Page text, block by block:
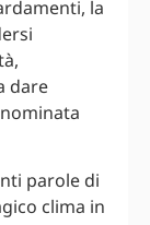
la
dare
parole di
clima in